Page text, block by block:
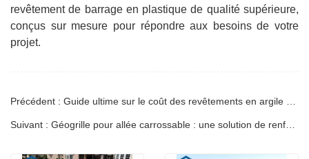
revêtement de barrage en plastique de qualité supérieure,
conçus sur mesure pour répondre aux besoins de votre
projet.